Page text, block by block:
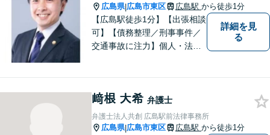
広島県|広島市東区 広島駅 から徒歩1分
【広島駅徒歩1分】【出張相談
可】【債務整理／刑事事件／
交通事故に注力】個人・法人
の「平和」が実現できるよ
う、依頼者一人ひとりに寄り
添い、解決へ導きます。
詳細を見
る
﨑根 大希 弁護士
弁護士法人共創 広島駅前法律事務所
広島県|広島市東区 広島駅 から徒歩1分